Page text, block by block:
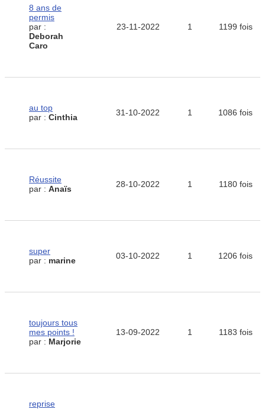
8 ans de
permis
par :
Deborah
Caro
23-11-2022 1 1199 fois
au top
par : Cinthia 31-10-2022 1 1086 fois
Réussite
par : Anaïs 28-10-2022 1 1180 fois
super
par : marine 03-10-2022 1 1206 fois
toujours tous
mes points !
par : Marjorie
13-09-2022 1 1183 fois
reprise